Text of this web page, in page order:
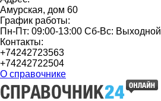
Амурская, дом 60
График работы:
Пн-Пт: 09:00-13:00 Сб-Вс: Выходной
Контакты:
+74242723563
+74242722504
О справочнике